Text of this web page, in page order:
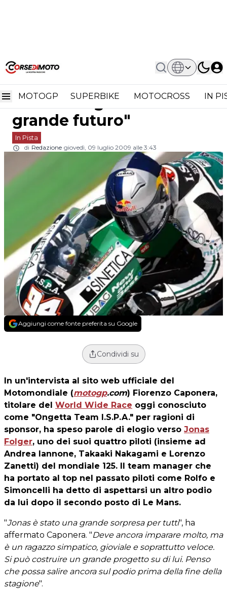
MOTOGP SUPERBIKE MOTOCROSS IN
Home In Pista
125cc: Fiorenzo Caponera "Jonas
125cc: Fiorenzo Caponera
"Jonas Folger ha un
grande futuro"
In Pista
di Redazione giovedì, 09 luglio 2009 alle 3:43
Aggiungi come fonte preferita su Google
Condividi su
In un'intervista al sito web ufficiale del
Motomondiale (motogp.com) Fiorenzo Caponera,
titolare del World Wide Race oggi conosciuto
come "Ongetta Team I.S.P.A." per ragioni di
sponsor, ha speso parole di elogio verso Jonas
Folger, uno dei suoi quattro piloti (insieme ad
Andrea Iannone, Takaaki Nakagami e Lorenzo
Zanetti) del mondiale 125. Il team manager che
ha portato al top nel passato piloti come Rolfo e
Simoncelli ha detto di aspettarsi un altro podio
da lui dopo il secondo posto di Le Mans.
"Jonas è stato una grande sorpresa per tutti", ha
affermato Caponera. "Deve ancora imparare molto, ma
è un ragazzo simpatico, gioviale e soprattutto veloce.
Si può costruire un grande progetto su di lui. Penso
che possa salire ancora sul podio prima della fine della
stagione".